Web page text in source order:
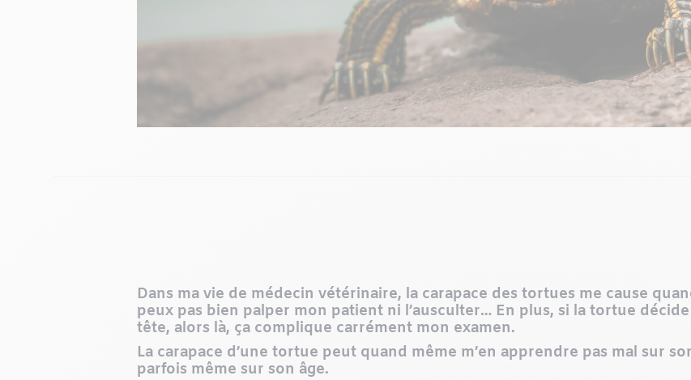
Dans ma vie de médecin vétérinaire, la carapace des tortues me cause
peux pas bien palper mon patient ni l’ausculter… En plus, si la tortue décide
tête, alors là, ça complique carrément mon examen.
La carapace d’une tortue peut quand même m’en apprendre pas mal sur
parfois même sur son âge.